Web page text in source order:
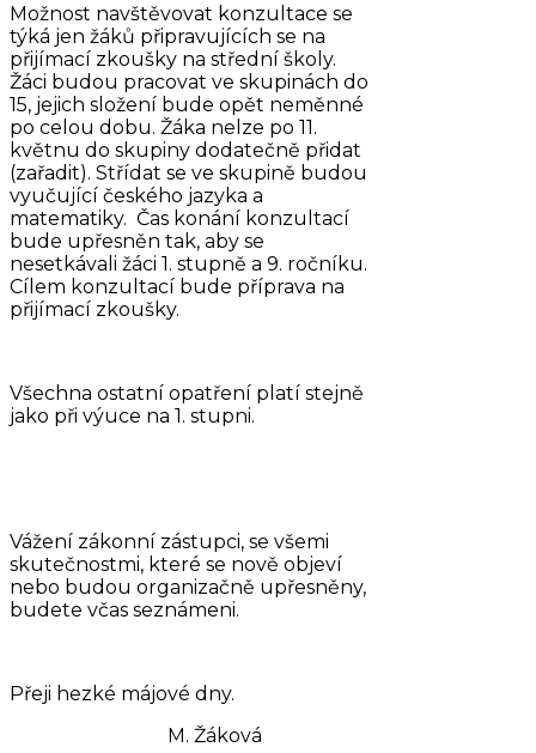
Možnost navštěvovat konzultace se
týká jen žáků připravujících se na
přijímací zkoušky na střední školy.
Žáci budou pracovat ve skupinách do
15, jejich složení bude opět neměnné
po celou dobu. Žáka nelze po 11.
květnu do skupiny dodatečně přidat
(zařadit). Střídat se ve skupině budou
vyučující českého jazyka a
matematiky. Čas konání konzultací
bude upřesněn tak, aby se
nesetkávali žáci 1. stupně a 9. ročníku.
Cílem konzultací bude příprava na
přijímací zkoušky.
Všechna ostatní opatření platí stejně
jako při výuce na 1. stupni.
Vážení zákonní zástupci, se všemi
skutečnostmi, které se nově objeví
nebo budou organizačně upřesněny,
budete včas seznámeni.
Přeji hezké májové dny.
M. Žáková